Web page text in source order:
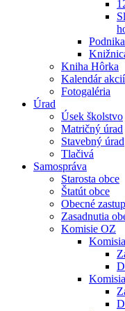
Kniha Hôrka
Kalendár akcií
Fotogaléria
Úrad
Úsek školstvo
Matričný úrad
Stavebný úrad
Tlačivá
Samospráva
Starosta obce
Štatút obce
Obecné
Zasadnutia
Komisie OZ